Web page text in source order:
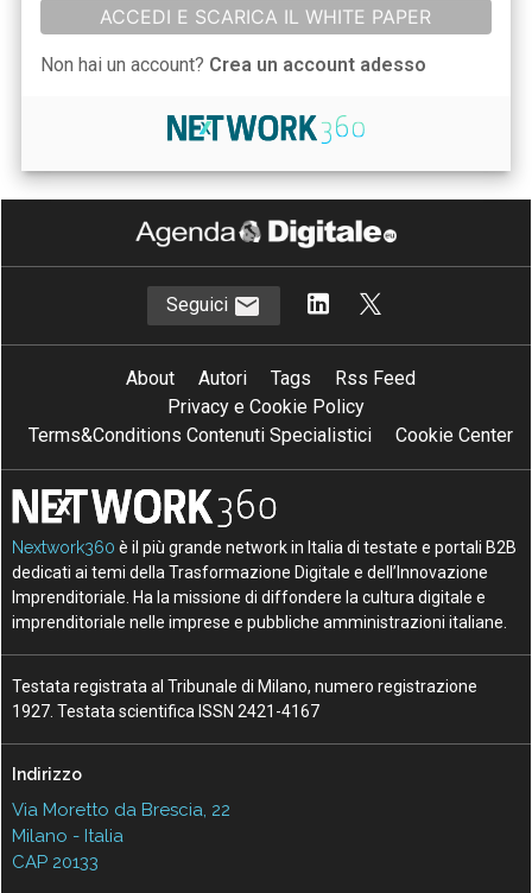
ACCEDI E SCARICA IL WHITE PAPER
Non hai un account? Crea un account adesso
Seguici
About Autori Tags
Rss Feed
Privacy e Cookie Policy
Terms&Conditions Contenuti Specialistici
Cookie Center
Nextwork360 è il più grande network in Italia di testate e portali B2B
dedicati ai temi della Trasformazione Digitale e dell’Innovazione
Imprenditoriale. Ha la missione di diffondere la cultura digitale e
imprenditoriale nelle imprese e pubbliche amministrazioni italiane.
Testata registrata al Tribunale di Milano, numero registrazione
1927. Testata scientifica ISSN 2421-4167
Indirizzo
Via Moretto da Brescia, 22
Milano - Italia
CAP 20133